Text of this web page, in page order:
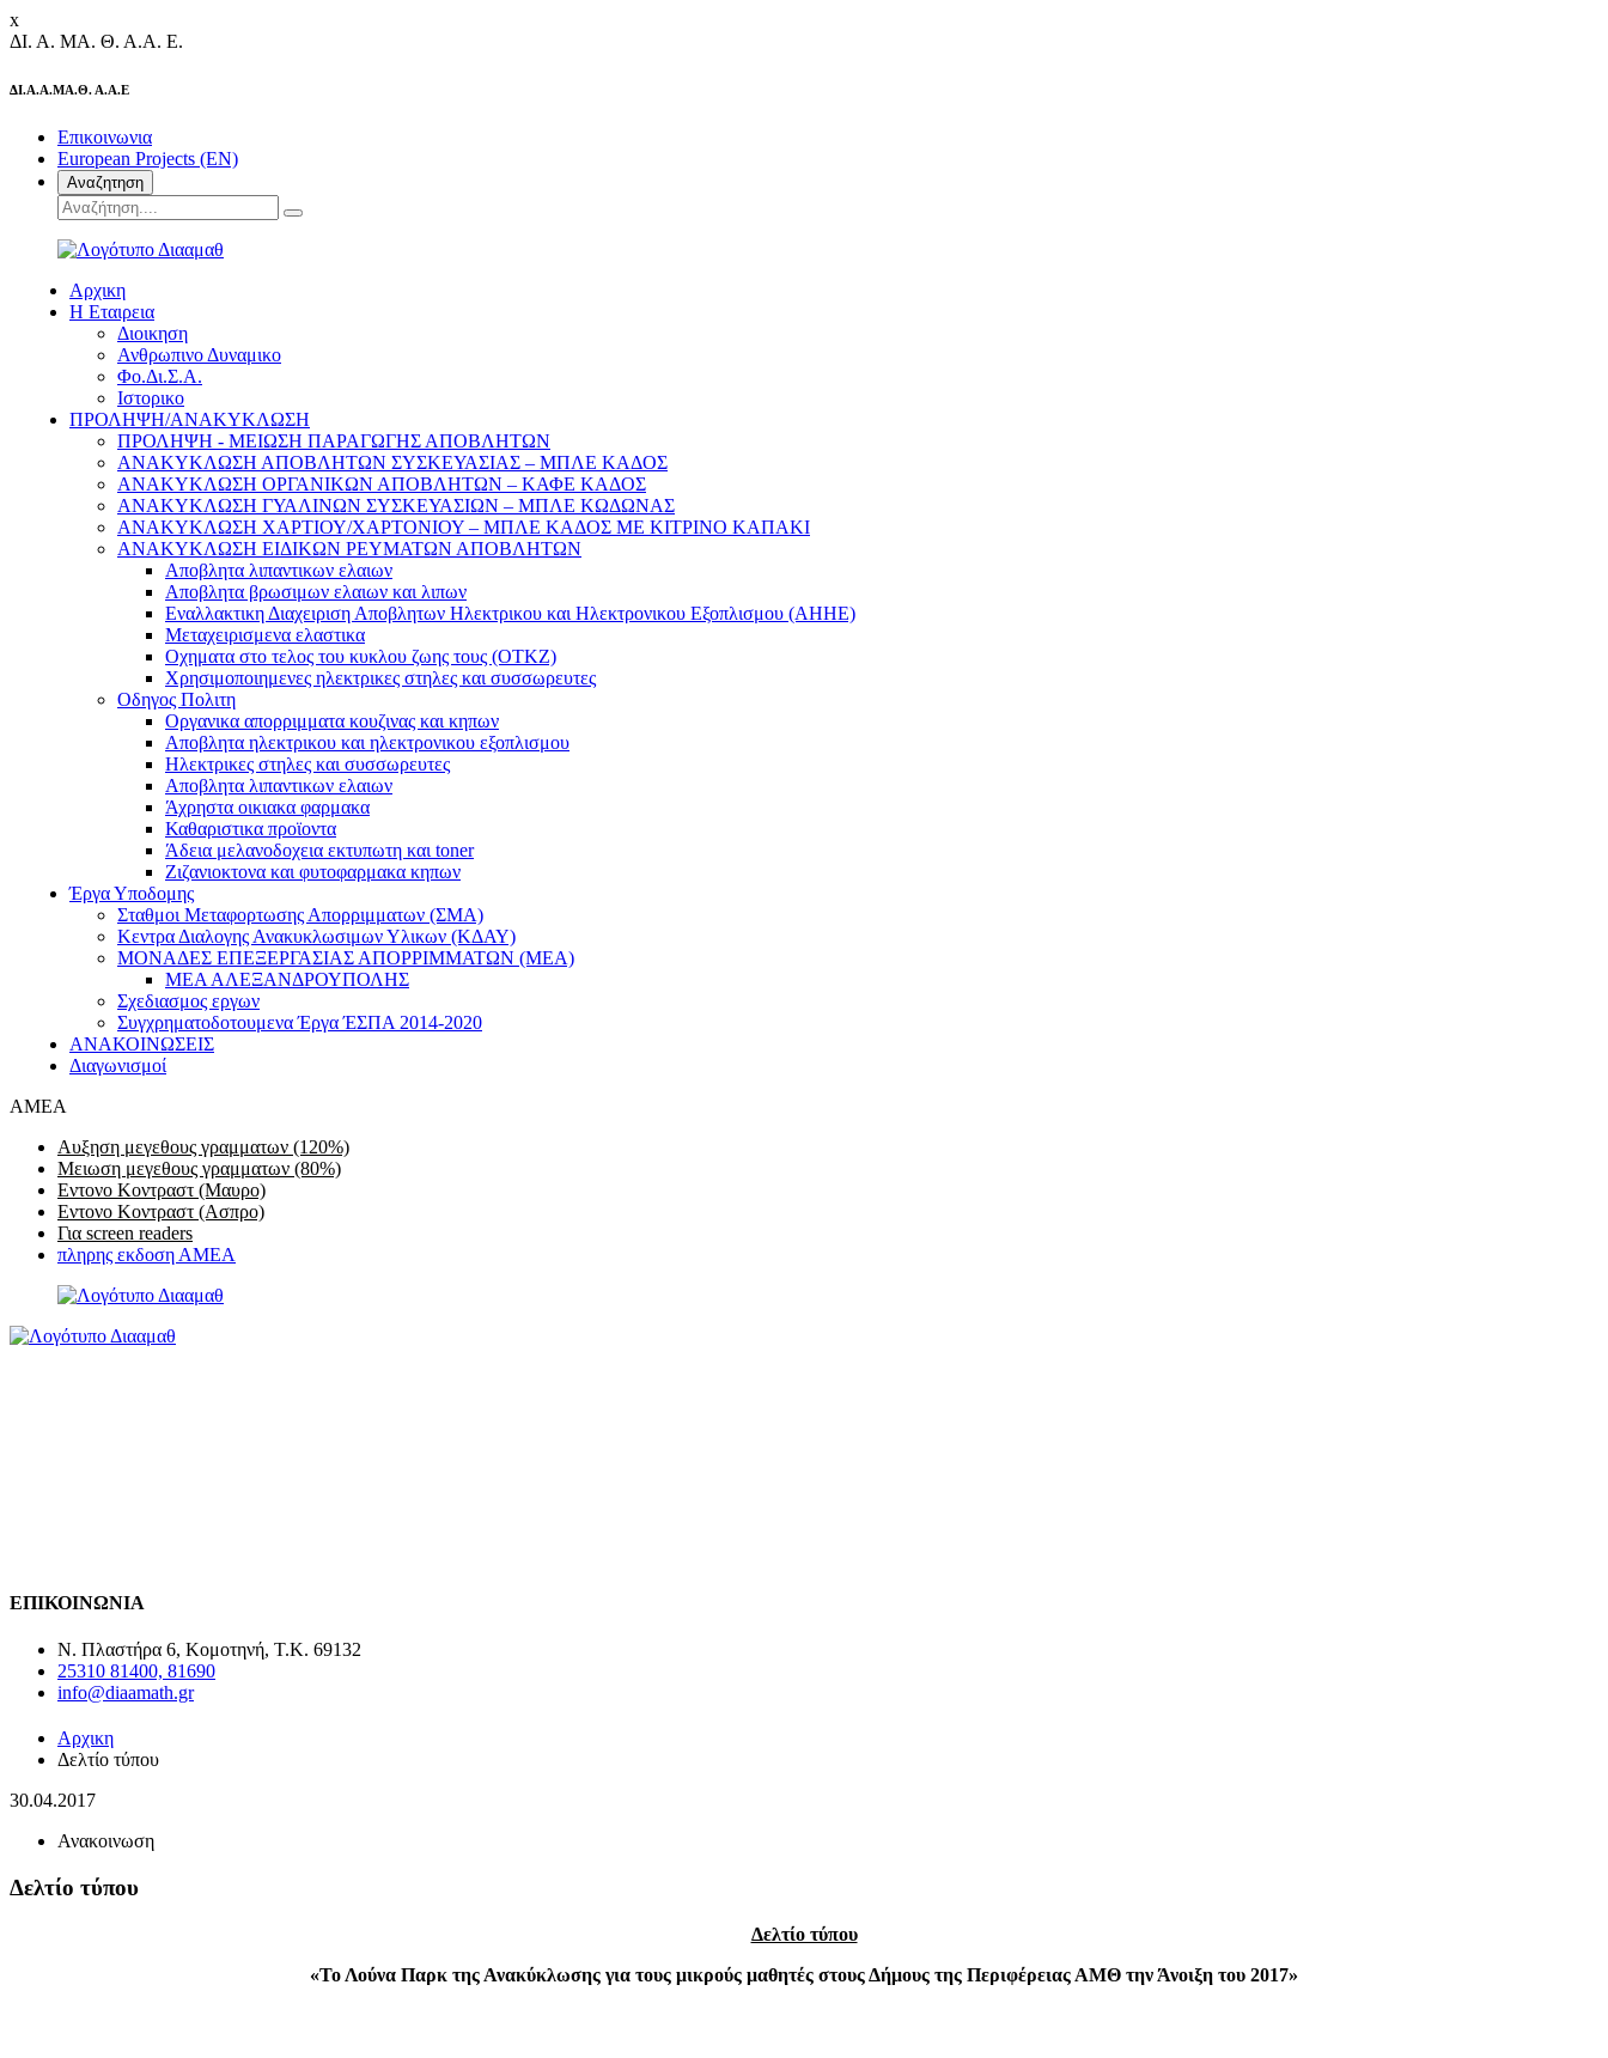
x
ΔΙ. Α. ΜΑ. Θ. Α.Α. Ε.
ΔΙ.Α.Α.ΜΑ.Θ. Α.Α.Ε
Επικοινωνια
European Projects (EN)
Αναζητηση
Αρχικη
Η Εταιρεια
Διοικηση
Ανθρωπινο Δυναμικο
Φο.Δι.Σ.Α.
Ιστορικο
ΠΡΟΛΗΨΗ/ΑΝΑΚΥΚΛΩΣΗ
ΠΡΟΛΗΨΗ - ΜΕΙΩΣΗ ΠΑΡΑΓΩΓΗΣ ΑΠΟΒΛΗΤΩΝ
ΑΝΑΚΥΚΛΩΣΗ ΑΠΟΒΛΗΤΩΝ ΣΥΣΚΕΥΑΣΙΑΣ – ΜΠΛΕ ΚΑΔΟΣ
ΑΝΑΚΥΚΛΩΣΗ ΟΡΓΑΝΙΚΩΝ ΑΠΟΒΛΗΤΩΝ – ΚΑΦΕ ΚΑΔΟΣ
ΑΝΑΚΥΚΛΩΣΗ ΓΥΑΛΙΝΩΝ ΣΥΣΚΕΥΑΣΙΩΝ – ΜΠΛΕ ΚΩΔΩΝΑΣ
ΑΝΑΚΥΚΛΩΣΗ ΧΑΡΤΙΟΥ/ΧΑΡΤΟΝΙΟΥ – ΜΠΛΕ ΚΑΔΟΣ ΜΕ ΚΙΤΡΙΝΟ ΚΑΠΑΚΙ
ΑΝΑΚΥΚΛΩΣΗ ΕΙΔΙΚΩΝ ΡΕΥΜΑΤΩΝ ΑΠΟΒΛΗΤΩΝ
Αποβλητα λιπαντικων ελαιων
Αποβλητα βρωσιμων ελαιων και λιπων
Εναλλακτικη Διαχειριση Αποβλητων Ηλεκτρικου και Ηλεκτρονικου Εξοπλισμου (ΑΗΗΕ)
Μεταχειρισμενα ελαστικα
Οχηματα στο τελος του κυκλου ζωης τους (ΟΤΚΖ)
Χρησιμοποιημενες ηλεκτρικες στηλες και συσσωρευτες
Οδηγος Πολιτη
Οργανικα απορριμματα κουζινας και κηπων
Αποβλητα ηλεκτρικου και ηλεκτρονικου εξοπλισμου
Ηλεκτρικες στηλες και συσσωρευτες
Αποβλητα λιπαντικων ελαιων
Άχρηστα οικιακα φαρμακα
Καθαριστικα προϊοντα
Άδεια μελανοδοχεια εκτυπωτη και toner
Ζιζανιοκτονα και φυτοφαρμακα κηπων
Έργα Υποδομης
Σταθμοι Μεταφορτωσης Απορριμματων (ΣΜΑ)
Κεντρα Διαλογης Ανακυκλωσιμων Υλικων (ΚΔΑΥ)
ΜΟΝΑΔΕΣ ΕΠΕΞΕΡΓΑΣΙΑΣ ΑΠΟΡΡΙΜΜΑΤΩΝ (ΜΕΑ)
ΜΕΑ ΑΛΕΞΑΝΔΡΟΥΠΟΛΗΣ
Σχεδιασμος εργων
Συγχρηματοδοτουμενα Έργα ΈΣΠΑ 2014-2020
ΑΝΑΚΟΙΝΩΣΕΙΣ
Διαγωνισμοί
AMEA
Αυξηση μεγεθους γραμματων (120%)
Μειωση μεγεθους γραμματων (80%)
Εντονο Κοντραστ (Μαυρο)
Εντονο Κοντραστ (Ασπρο)
Για screen readers
πληρης εκδοση ΑΜΕΑ
ΕΠΙΚΟΙΝΩΝΙΑ
Ν. Πλαστήρα 6, Κομοτηνή, T.K. 69132
25310 81400, 81690
info@diaamath.gr
Αρχικη
Δελτίο τύπου
30.04.2017
Ανακοινωση
Δελτίο τύπου
Δελτίο τύπου
«Το Λούνα Παρκ της Ανακύκλωσης για τους μικρούς μαθητές στους Δήμους της Περιφέρειας ΑΜΘ την Άνοιξη του 2017»